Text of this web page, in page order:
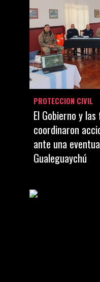
PROTECCION CIVIL
El Gobierno y
coordinaron
ante una
Gualeguaychú